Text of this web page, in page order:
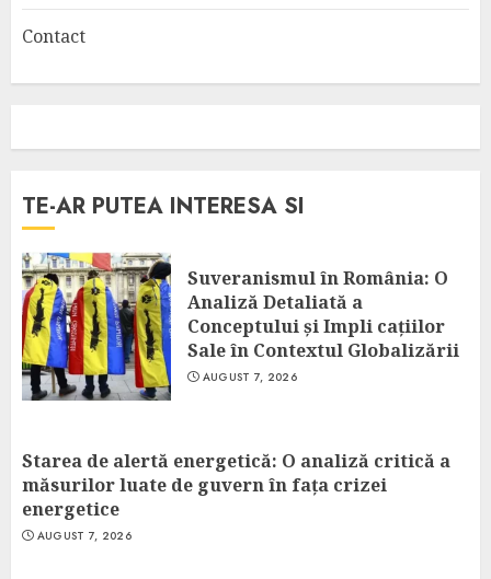
Contact
TE-AR PUTEA INTERESA SI
Suveranismul în România: O
Analiză Detaliată a
Conceptului și Impli cațiilor
Sale în Contextul Globalizării
AUGUST 7, 2026
Starea de alertă energetică: O analiză critică a
măsurilor luate de guvern în fața crizei
energetice
AUGUST 7, 2026